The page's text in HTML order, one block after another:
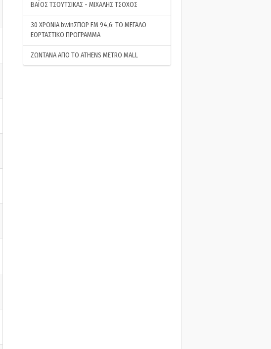
ΒΑΪΟΣ ΤΣΟΥΤΣΙΚΑΣ - ΜΙΧΑΛΗΣ ΤΣΟΧΟΣ
30 ΧΡΟΝΙΑ bwinΣΠΟΡ FM 94,6: ΤΟ ΜΕΓΑΛΟ
ΕΟΡΤΑΣΤΙΚΟ ΠΡΟΓΡΑΜΜΑ
ΖΩΝΤΑΝΑ ΑΠΟ ΤΟ ATHENS METRO MALL